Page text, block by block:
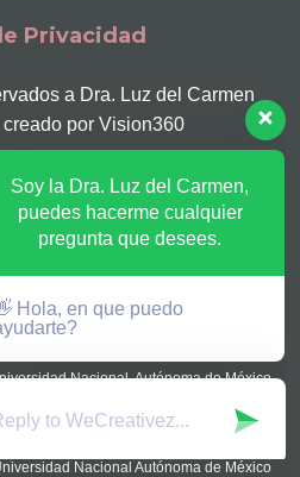
Privacidad
a Dra. Luz del Carmen
por Vision360
Nº 213301202A0127
Carmen López Arroyo
y Reconstructiva
Consejo CMCPER Nº 737
Nacional Autónoma de México
Ced. Especialidad Nº AE-07076
Médico Cirujano
Nacional Autónoma de México
Soy la Dra. Luz del Carmen,
puedes hacerme cualquier
pregunta que desees.
Hola, en que puedo